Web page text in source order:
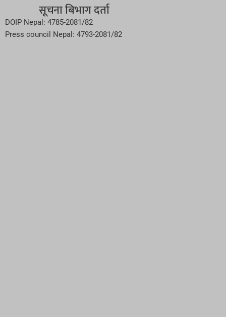
सूचना बिभाग दर्ता
DOIP Nepal: 4785-2081/82
Press council Nepal: 4793-2081/82